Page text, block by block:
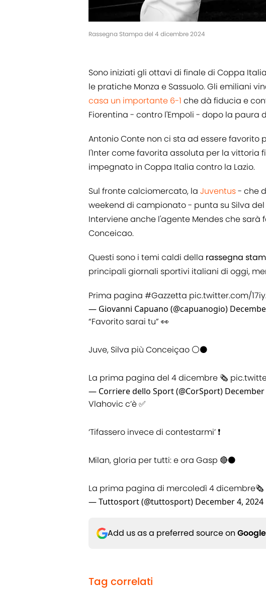
Rassegna Stampa del 4 dicembre 2024
Sono iniziati gli ottavi di finale di Coppa
le pratiche Monza e Sassuolo. Gli emiliani
casa un importante 6-1 che dà fiducia e
Fiorentina - contro l'Empoli - dopo la paura
Antonio Conte non ci sta ad essere
l'Inter come favorita assoluta per la vittoria
impegnato in Coppa Italia contro la Lazio.
Sul fronte calciomercato, la Juventus- che
weekend di campionato - punta su Silva
Interviene anche l'agente Mendes che
Conceicao.
Questi sono i temi caldi della rassegna
principali giornali sportivi italiani di oggi,
Prima pagina #Gazzetta pic.twitter.com/
— Giovanni Capuano (@capuanogio)
“Favorito sarai tu” 👀
Juve, Silva più Conceiçao ⚪️⚫️
La prima pagina del 4 dicembre 🗞️
— Corriere dello Sport (@CorSport) December
Vlahovic c’è ✅
‘Tifassero invece di contestarmi’ ❗️
Milan, gloria per tutti: e ora Gasp 🔴⚫️
La prima pagina di mercoledì 4 dicembre🗞️
— Tuttosport (@tuttosport) December 4, 2024
Add us as a preferred source on Google
Tag correlati